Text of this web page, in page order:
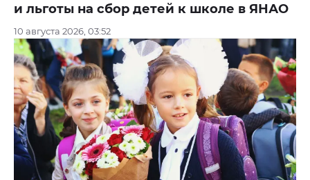
и льготы на сбор детей к школе в ЯНАО
10 августа 2026, 03:52